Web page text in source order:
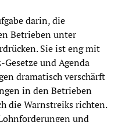
darin, die
Betrieben unter
Sie ist eng mit
und Agenda
dramatisch verschärft
in den Betrieben
die Warnstreiks richten.
und